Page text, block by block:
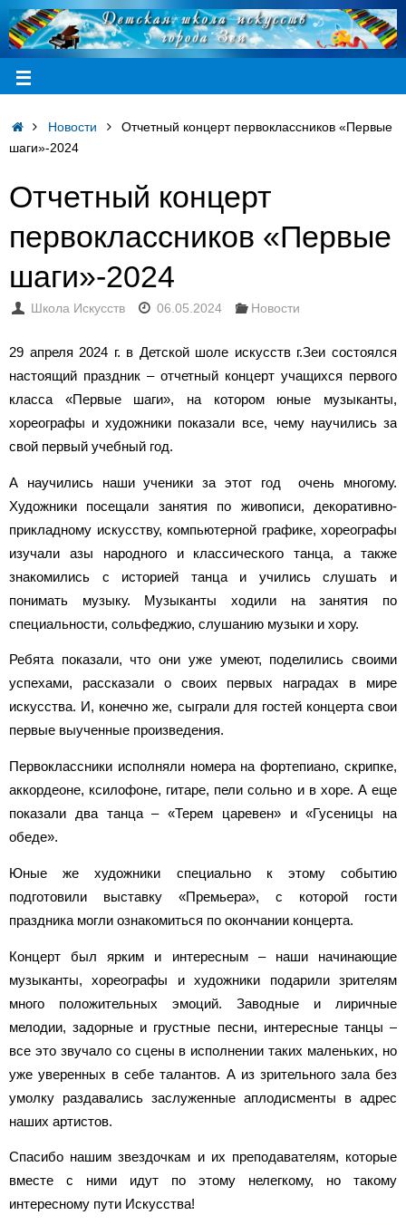
Новости
Отчетный концерт первоклассников «Первые
шаги»-2024
Отчетный концерт
первоклассников «Первые
шаги»-2024
Школа Искусств 06.05.2024 Новости
29 апреля 2024 г. в Детской шоле искусств г.Зеи состоялся
настоящий праздник – отчетный концерт учащихся первого
класса «Первые шаги», на котором юные музыканты,
хореографы и художники показали все, чему научились за
свой первый учебный год.
А научились наши ученики за этот год очень многому.
Художники посещали занятия по живописи, декоративно-
прикладному искусству, компьютерной графике, хореографы
изучали азы народного и классического танца, а также
знакомились с историей танца и учились слушать и
понимать музыку. Музыканты ходили на занятия по
специальности, сольфеджио, слушанию музыки и хору.
Ребята показали, что они уже умеют, поделились своими
успехами, рассказали о своих первых наградах в мире
искусства. И, конечно же, сыграли для гостей концерта свои
первые выученные произведения.
Первоклассники исполняли номера на фортепиано, скрипке,
аккордеоне, ксилофоне, гитаре, пели сольно и в хоре. А еще
показали два танца – «Терем царевен» и «Гусеницы на
обеде».
Юные же художники специально к этому событию
подготовили выставку «Премьера», с которой гости
праздника могли ознакомиться по окончании концерта.
Концерт был ярким и интересным – наши начинающие
музыканты, хореографы и художники подарили зрителям
много положительных эмоций. Заводные и лиричные
мелодии, задорные и грустные песни, интересные танцы –
все это звучало со сцены в исполнении таких маленьких, но
уже уверенных в себе талантов. А из зрительного зала без
умолку раздавались заслуженные аплодисменты в адрес
наших артистов.
Спасибо нашим звездочкам и их преподавателям, которые
вместе с ними идут по этому нелегкому, но такому
интересному пути Искусства!